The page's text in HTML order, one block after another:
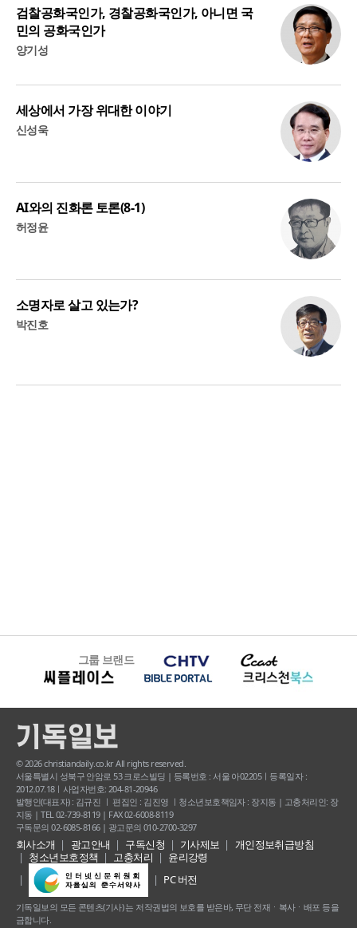
검찰공화국인가, 경찰공화국인가, 아니면 국
민의 공화국인가
양기성
세상에서 가장 위대한 이야기
신성욱
AI와의 진화론 토론(8-1)
허정윤
소명자로 살고 있는가?
박진호
그룹 브랜드
© 2026 christiandaily.co.kr All rights reserved.
서울특별시 성북구 안암로 53 크로스빌딩 | 등록번호 : 서울 아02205ㅣ등록일자 :
2012.07.18ㅣ사업자번호: 204-81-20946
발행인(대표자) : 김규진 ㅣ 편집인 : 김진영 ㅣ청소년보호책임자 : 장지동 | 고충처리인: 장
지동 | TEL 02-739-8119 | FAX 02-6008-8119
구독문의 02-6085-8166 | 광고문의 010-2700-3297
회사소개 광고안내 구독신청 기사제보
개인정보취급방침
청소년보호정책
고충처리
윤리강령
PC 버전
기독일보의 모든 콘텐츠(기사) 는 저작권법의 보호를 받은바, 무단 전재ㆍ복사ㆍ배포 등을
금합니다.